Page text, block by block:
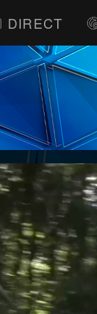
DIRECT